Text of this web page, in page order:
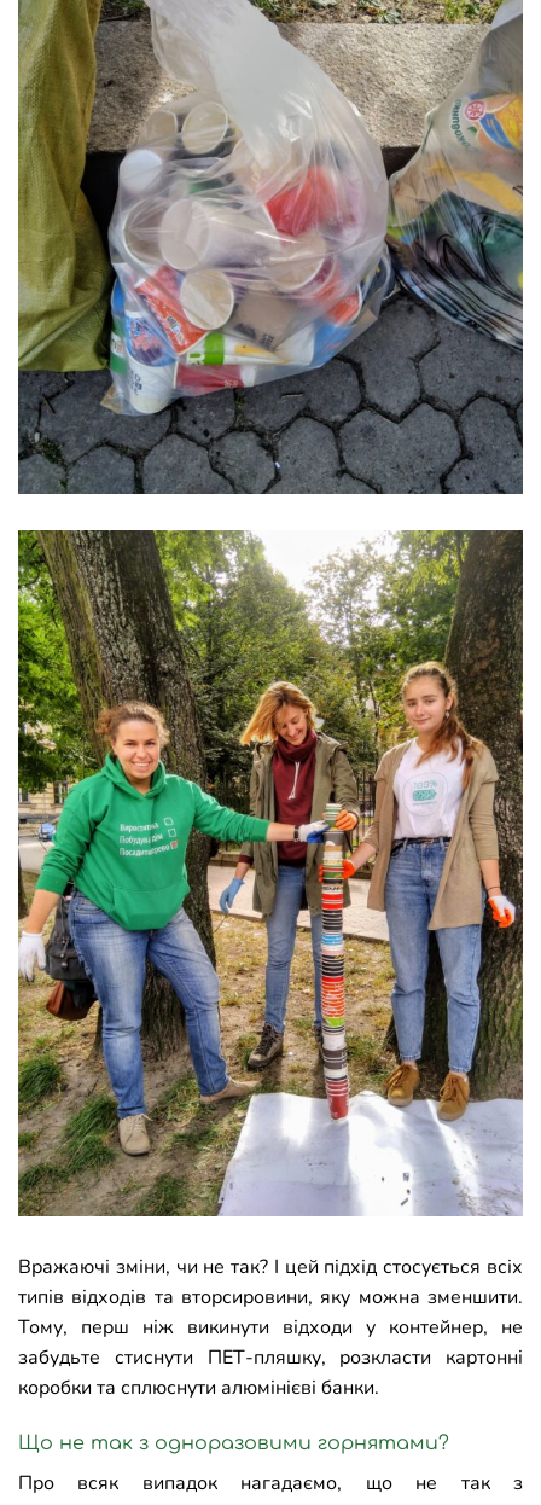
Вражаючі зміни, чи не так? І цей підхід стосується всіх
типів відходів та вторсировини, яку можна зменшити.
Тому, перш ніж викинути відходи у контейнер, не
забудьте стиснути ПЕТ-пляшку, розкласти картонні
коробки та сплюснути алюмінієві банки.
Що не так з одноразовими горнятами?
Про всяк випадок нагадаємо, що не так з